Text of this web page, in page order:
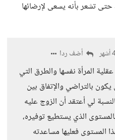
تشعر بأنه يسعى لإرضائها
أضف ردا
المرأة نفسها والطرق التي
يكون بالتراضي والإتفاق بين
لي أعتقد أن الزوج عليه
الذي يستطيع توفيره،
المستوى فعليها مساعدته